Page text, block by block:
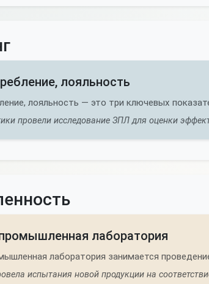
лояльность
лояльность — это три ключевых
провели исследование ЗПЛ для оценки
лаборатория
лаборатория занимается
испытания новой продукции на